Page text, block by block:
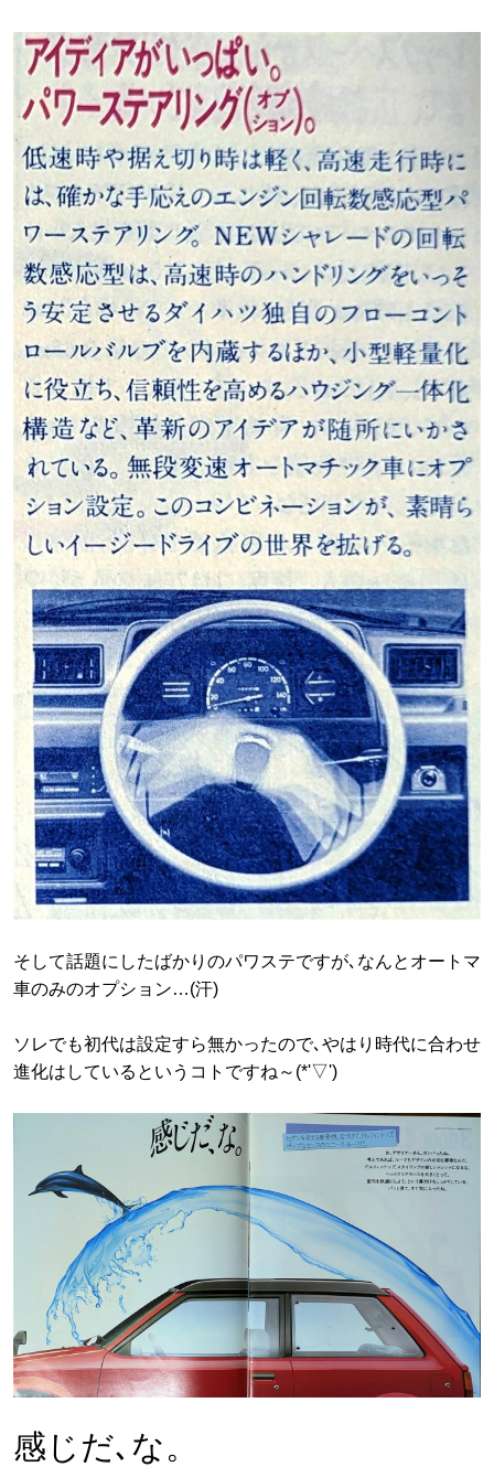
そして話題にしたばかりのパワステですが､なんとオートマ
車のみのオプション…(汗)
ソレでも初代は設定すら無かったので､やはり時代に合わせ
進化はしているというコトですね～(*'▽')
感じだ､な。